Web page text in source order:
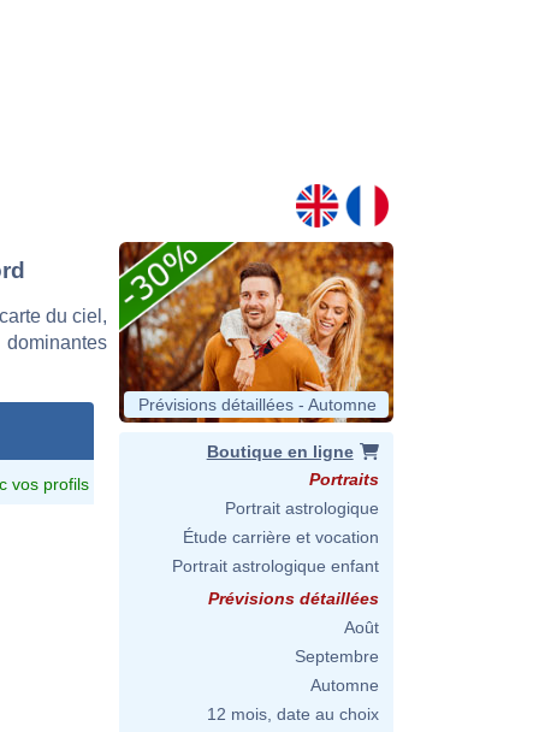
du ciel,
vos profils
Prévisions détaillées - Automne
Boutique en ligne
Portraits
Portrait astrologique
Étude carrière et vocation
Portrait astrologique enfant
Prévisions détaillées
Août
Septembre
Automne
12 mois, date au choix